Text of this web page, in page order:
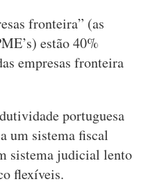
fronteira” (as
estão 40%
empresas fronteira
portuguesa
um sistema fiscal
sistema judicial lento
flexíveis.